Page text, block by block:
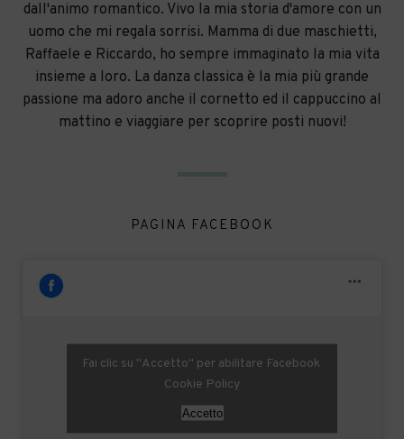
dall'animo romantico. Vivo la mia storia d'amore con un
uomo che mi regala sorrisi. Mamma di due maschietti,
Raffaele e Riccardo, ho sempre immaginato la mia vita
insieme a loro. La danza classica è la mia più grande
passione ma adoro anche il cornetto ed il cappuccino al
mattino e viaggiare per scoprire posti nuovi!
PAGINA FACEBOOK
Fai clic su "Accetto" per abilitare Facebook
Cookie Policy
Accetto